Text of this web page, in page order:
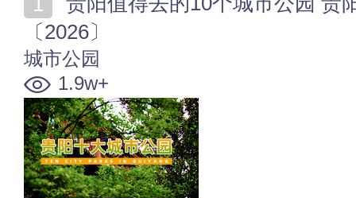
〔2026〕
城市公园
1.9w+